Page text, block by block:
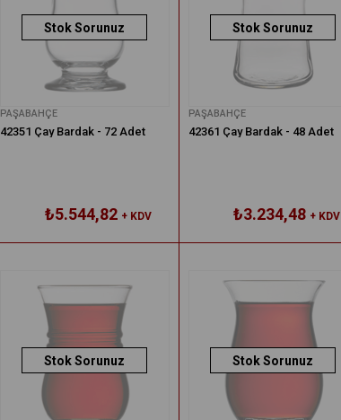
Stok Sorunuz
PAŞABAHÇE
42351 Çay Bardak - 72 Adet
₺5.544,82 + KDV
Stok Sorunuz
PAŞABAHÇE
42361 Çay Bardak - 48 Adet
₺3.234,48 + KDV
Stok Sorunuz Stok Sorunuz